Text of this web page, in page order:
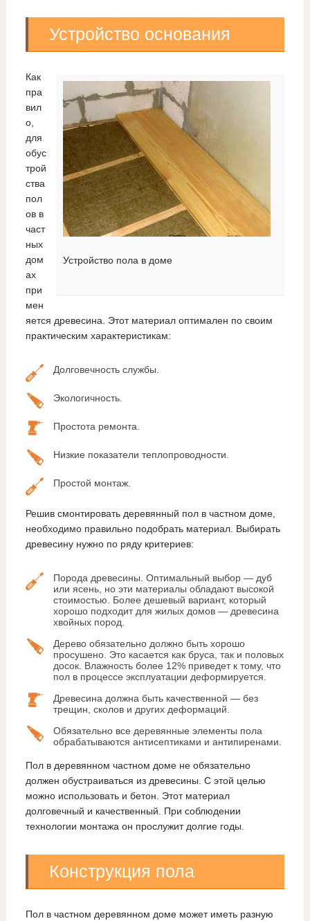
Устройство основания
Устройство пола в доме
Как
пра
вил
о,
для
обус
трой
ства
пол
ов в
част
ных
дом
ах
при
мен
яется древесина. Этот материал оптимален по своим
практическим характеристикам:
Долговечность службы.
Экологичность.
Простота ремонта.
Низкие показатели теплопроводности.
Простой монтаж.
Решив смонтировать деревянный пол в частном доме,
необходимо правильно подобрать материал. Выбирать
древесину нужно по ряду критериев:
Порода древесины. Оптимальный выбор — дуб
или ясень, но эти материалы обладают высокой
стоимостью. Более дешевый вариант, который
хорошо подходит для жилых домов — древесина
хвойных пород.
Дерево обязательно должно быть хорошо
просушено. Это касается как бруса, так и половых
досок. Влажность более 12% приведет к тому, что
пол в процессе эксплуатации деформируется.
Древесина должна быть качественной — без
трещин, сколов и других деформаций.
Обязательно все деревянные элементы пола
обрабатываются антисептиками и антипиренами.
Пол в деревянном частном доме не обязательно
должен обустраиваться из древесины. С этой целью
можно использовать и бетон. Этот материал
долговечный и качественный. При соблюдении
технологии монтажа он прослужит долгие годы.
Конструкция пола
Пол в частном деревянном доме может иметь разную